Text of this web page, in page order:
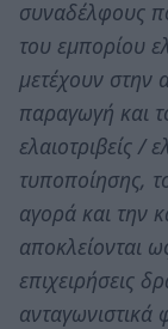
συναδέλφους
του εμπορίου
μετέχουν στην
παραγωγή και
ελαιοτριβείς /
τυποποίησης,
αγορά και την
αποκλείονται
επιχειρήσεις
ανταγωνιστικά